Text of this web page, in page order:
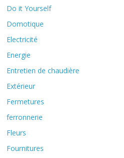
Do it Yourself
Domotique
Electricité
Energie
Entretien de chaudière
Extérieur
Fermetures
ferronnerie
Fleurs
Fournitures